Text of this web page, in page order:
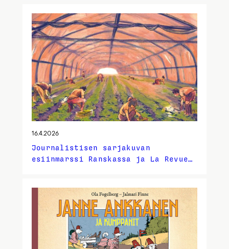
16.4.2026
Journalistisen sarjakuvan
esiinmarssi Ranskassa ja La Revue